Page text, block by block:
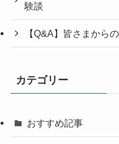
験談
【Q&A】皆さまから
カテゴリー
おすすめ記事